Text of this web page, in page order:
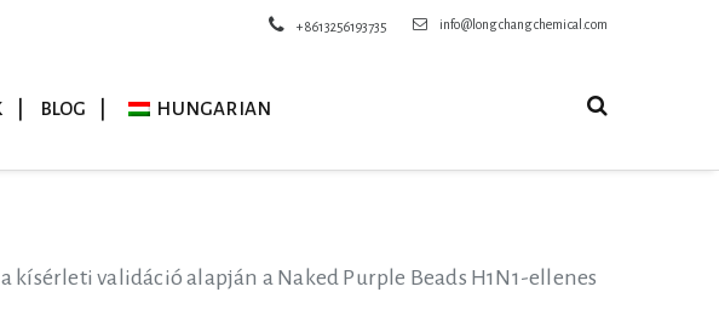
info@longchangchemical.com
+8613256193735
BLOG HUNGARIAN
validáció alapján a Naked Purple Beads H1N1-ellenes